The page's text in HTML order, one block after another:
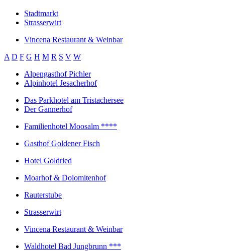
Stadtmarkt
Strasserwirt
Vincena Restaurant & Weinbar
A D F G H M R S V W
Alpengasthof Pichler
Alpinhotel Jesacherhof
Das Parkhotel am Tristachersee
Der Gannerhof
Familienhotel Moosalm ****
Gasthof Goldener Fisch
Hotel Goldried
Moarhof & Dolomitenhof
Rauterstube
Strasserwirt
Vincena Restaurant & Weinbar
Waldhotel Bad Jungbrunn ***